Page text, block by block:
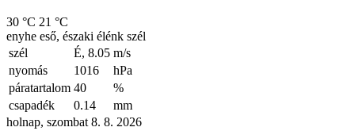
30 °C 21 °C
enyhe eső, északi élénk szél
szél
É, 8.05 m/s
nyomás
1016
hPa
páratartalom 40
%
csapadék
0.14
mm
holnap, szombat 8. 8. 2026